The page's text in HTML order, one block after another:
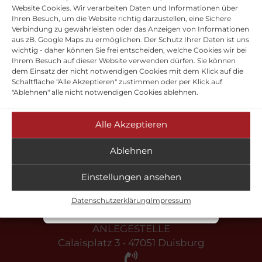
Website Cookies. Wir verarbeiten Daten und Informationen über
Ihren Besuch, um die Website richtig darzustellen, eine Sichere
Verbindung zu gewährleisten oder das Anzeigen von Informationen
aus zB. Google Maps zu ermöglichen. Der Schutz Ihrer Daten ist uns
wichtig - daher können Sie frei entscheiden, welche Cookies wir bei
Ihrem Besuch auf dieser Website verwenden dürfen. Sie können
dem Einsatz der nicht notwendigen Cookies mit dem Klick auf die
Schaltfläche "Alle Akzeptieren" zustimmen oder per Klick auf
"Ablehnen" alle nicht notwendigen Cookies ablehnen.
Alle Akzeptieren
Ablehnen
Einstellungen ansehen
DatenschutzerklärungImpressum
Songs von Künstlern wie John Lennon, den Doors
und Lou Reed.
Erwachsene 35,- Euro (auch Abendkasse).
ANLEGESTELLE
Calaisplatz 3 • 47051 Duisburg
Weisse Flotte Hafenrundfahrt
4.3 / 5.0
Rezension schreiben
Sehr geehrte Damen und
Herren, bitte rufen Sie uns
nicht mit Fragen zum
Niedrigwasser an. Wir fahren
nach Fahrplan. Wenn es zu
Ausfällen kommen sollte, wird
es hier auf unserer Homepage
stehen. Mit freundlichen
Schließen